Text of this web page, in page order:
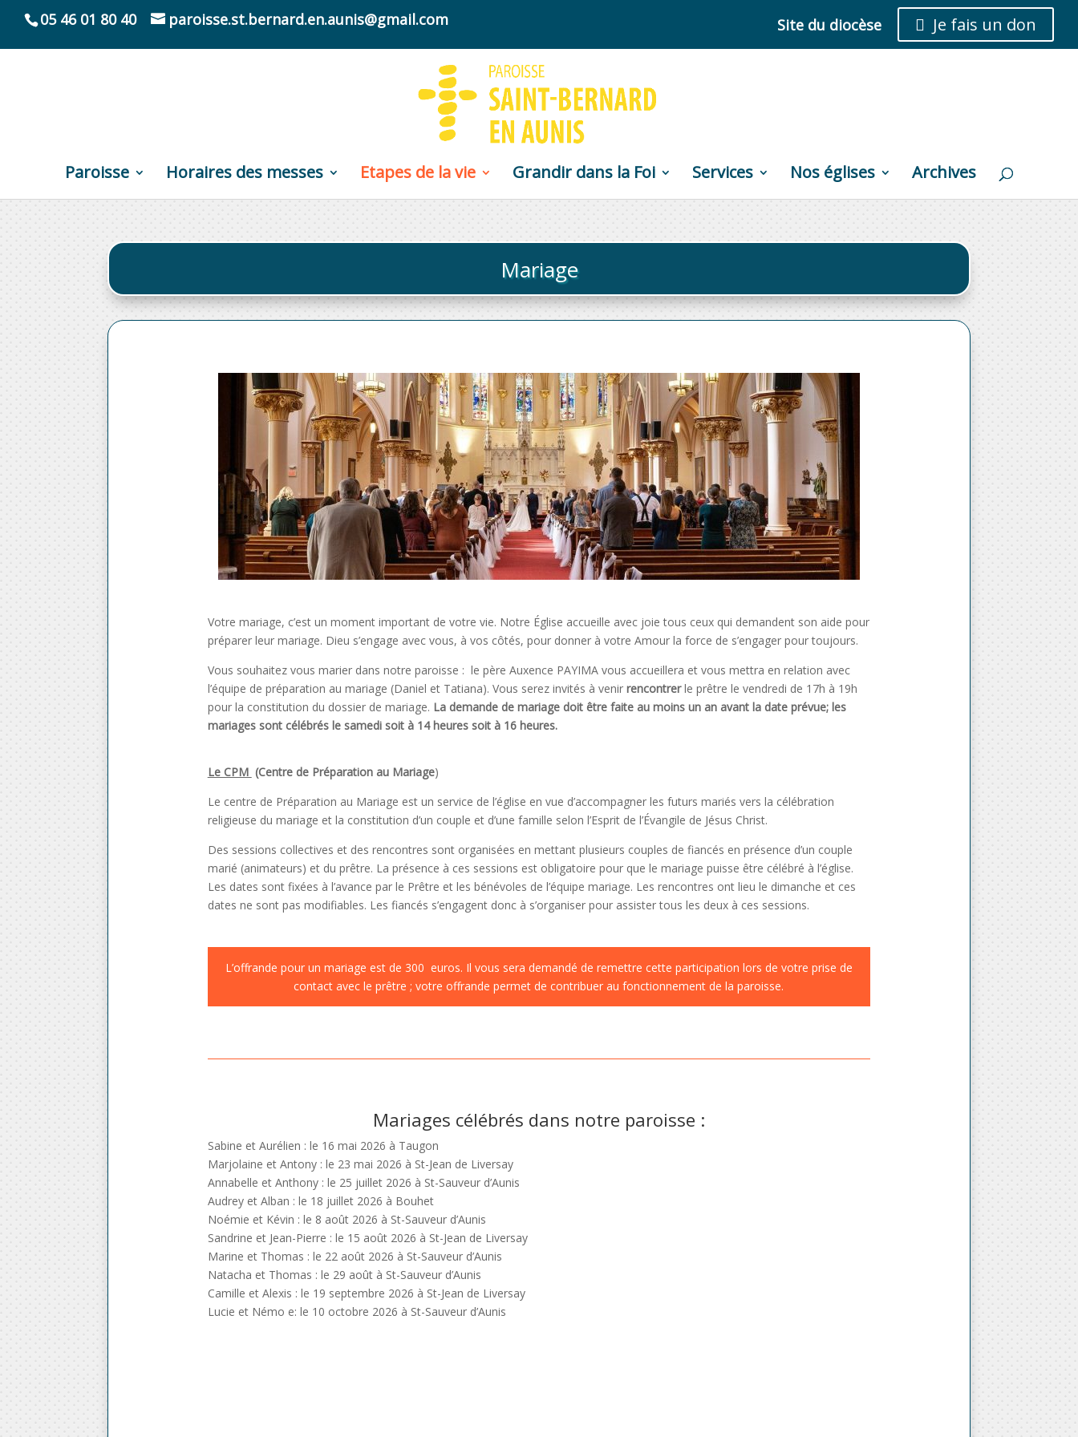
05 46 01 80 40 paroisse.st.bernard.en.aunis@gmail.com Site du diocèse  Je fais un don
Paroisse Horaires des messes Etapes de la vie Grandir dans la Foi Services Nos églises Archives
Mariage
Votre mariage, c’est un moment important de votre vie. Notre Église accueille avec joie tous ceux qui demandent son aide pour
préparer leur mariage. Dieu s’engage avec vous, à vos côtés, pour donner à votre Amour la force de s’engager pour toujours.
Vous souhaitez vous marier dans notre paroisse : le père Auxence PAYIMA vous accueillera et vous mettra en relation avec
l’équipe de préparation au mariage (Daniel et Tatiana). Vous serez invités à venir rencontrerle prêtre le vendredi de 17h à 19h
pour la constitution du dossier de mariage. La demande de mariage doit être faite au moins un an avant la date prévue; les
mariages sont célébrés le samedi soit à 14 heures soit à 16 heures.
Le CPM (Centre de Préparation au Mariage)
Le centre de Préparation au Mariage est un service de l’église en vue d’accompagner les futurs mariés vers la célébration
religieuse du mariage et la constitution d’un couple et d’une famille selon l’Esprit de l’Évangile de Jésus Christ.
Des sessions collectives et des rencontres sont organisées en mettant plusieurs couples de fiancés en présence d’un couple
marié (animateurs) et du prêtre. La présence à ces sessions est obligatoire pour que le mariage puisse être célébré à l’église.
Les dates sont fixées à l’avance par le Prêtre et les bénévoles de l’équipe mariage. Les rencontres ont lieu le dimanche et ces
dates ne sont pas modifiables. Les fiancés s’engagent donc à s’organiser pour assister tous les deux à ces sessions.
L’offrande pour un mariage est de 300 euros. Il vous sera demandé de remettre cette participation lors de votre prise de
contact avec le prêtre ; votre offrande permet de contribuer au fonctionnement de la paroisse.
Mariages célébrés dans notre paroisse :
Sabine et Aurélien : le 16 mai 2026 à Taugon
Marjolaine et Antony : le 23 mai 2026 à St-Jean de Liversay
Annabelle et Anthony : le 25 juillet 2026 à St-Sauveur d’Aunis
Audrey et Alban : le 18 juillet 2026 à Bouhet
Noémie et Kévin : le 8 août 2026 à St-Sauveur d’Aunis
Sandrine et Jean-Pierre : le 15 août 2026 à St-Jean de Liversay
Marine et Thomas : le 22 août 2026 à St-Sauveur d’Aunis
Natacha et Thomas : le 29 août à St-Sauveur d’Aunis
Camille et Alexis : le 19 septembre 2026 à St-Jean de Liversay
Lucie et Némo e: le 10 octobre 2026 à St-Sauveur d’Aunis